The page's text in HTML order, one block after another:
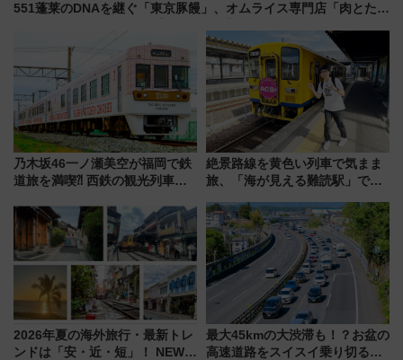
551蓬莱のDNAを継ぐ「東京豚饅」、オムライス専門店「肉とたま
乃木坂46一ノ瀬美空が福岡で鉄
道旅を満喫⁈ 西鉄の観光列車
CHIKUGO」で巡る福岡･太宰
府･柳川の旅！YouTubeが公開
に
絶景路線を黄色い列車で気まま
旅、「海が見える難読駅」で幸
「新・鉄道ひとり旅」279回目
の舞台は「島原鉄道」
2026年夏の海外旅行・最新トレ
ンドは「安・近・短」！ NEWT
最大45kmの大渋滞も！？お盆の
高速道路をスイスイ乗り切る快